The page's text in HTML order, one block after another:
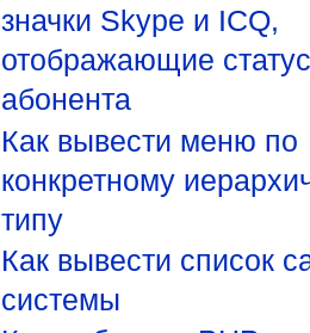
значки Skype и ICQ,
отображающие статус
абонента
Как вывести меню по
конкретному
типу
Как вывести список
системы